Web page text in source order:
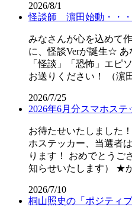
2026/8/1
怪談師 濵田始動・・・
みなさんが心を込めて
に、怪談Verが誕生☆ あ
「怪談」「恐怖」エピ
お送りください！ （
2026/7/25
2026年6月分スマホス
お待たせいたしました
ホステッカー、当選者
ります！ おめでとうご
知らせいたします）
2026/7/10
桐山照史の「ポジティブ